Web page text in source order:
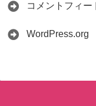
コメントフィー
WordPress.org